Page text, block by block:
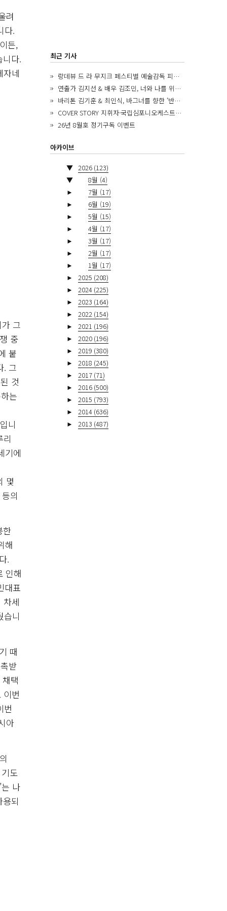
려
다.
든,
다.
네
그
중
붙
. 그
것
는
니
기에
몇
의
한
해
.
인해
대표
세
니
때
받
택
번
번
아
도
나
되
최근 기사
랑데뷰 드 라 무지크 페스티벌 예술감독 피아니스트 김혜진, 5년간의 여정을 돌아보며
연출가 김지선 & 배우 김조민, 너와 나를 위한 ‘모두의 숲’에서 만나는 동심
바리톤 김기훈 & 최인식, 바그너를 향한 ‘반지 원정대’를 앞두고
COVER STORY 지휘자·국립심포니오케스트라 제8대 음악감독 로베르토 아바도
26년 8월호 정기구독 이벤트
아카이브
▼ 2026 (123)
▼
8월 (4)
►
7월 (17)
►
6월 (19)
►
5월 (15)
►
4월 (17)
►
3월 (17)
►
2월 (17)
►
1월 (17)
►
2025 (208)
►
2024 (225)
►
2023 (164)
►
2022 (154)
►
2021 (196)
►
2020 (196)
►
2019 (380)
►
2018 (245)
►
2017 (71)
►
2016 (500)
►
2015 (793)
►
2014 (636)
►
2013 (487)